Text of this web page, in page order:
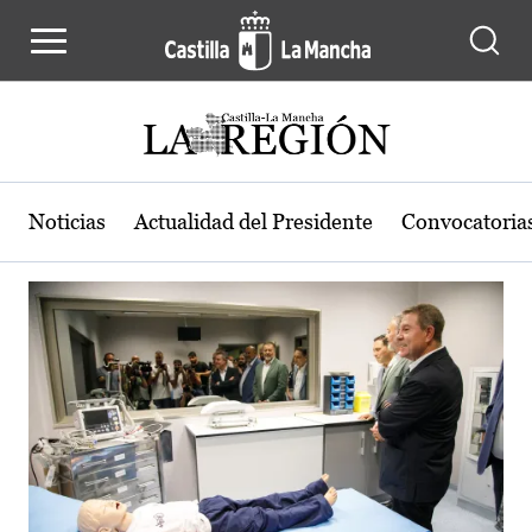
Actualidad de la región de Castilla-
Noticias Actualidad del Presidente